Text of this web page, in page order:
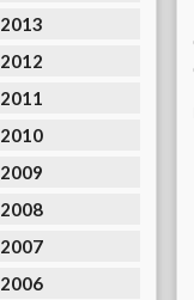
2013
2012
2011
2010
2009
2008
2007
2006